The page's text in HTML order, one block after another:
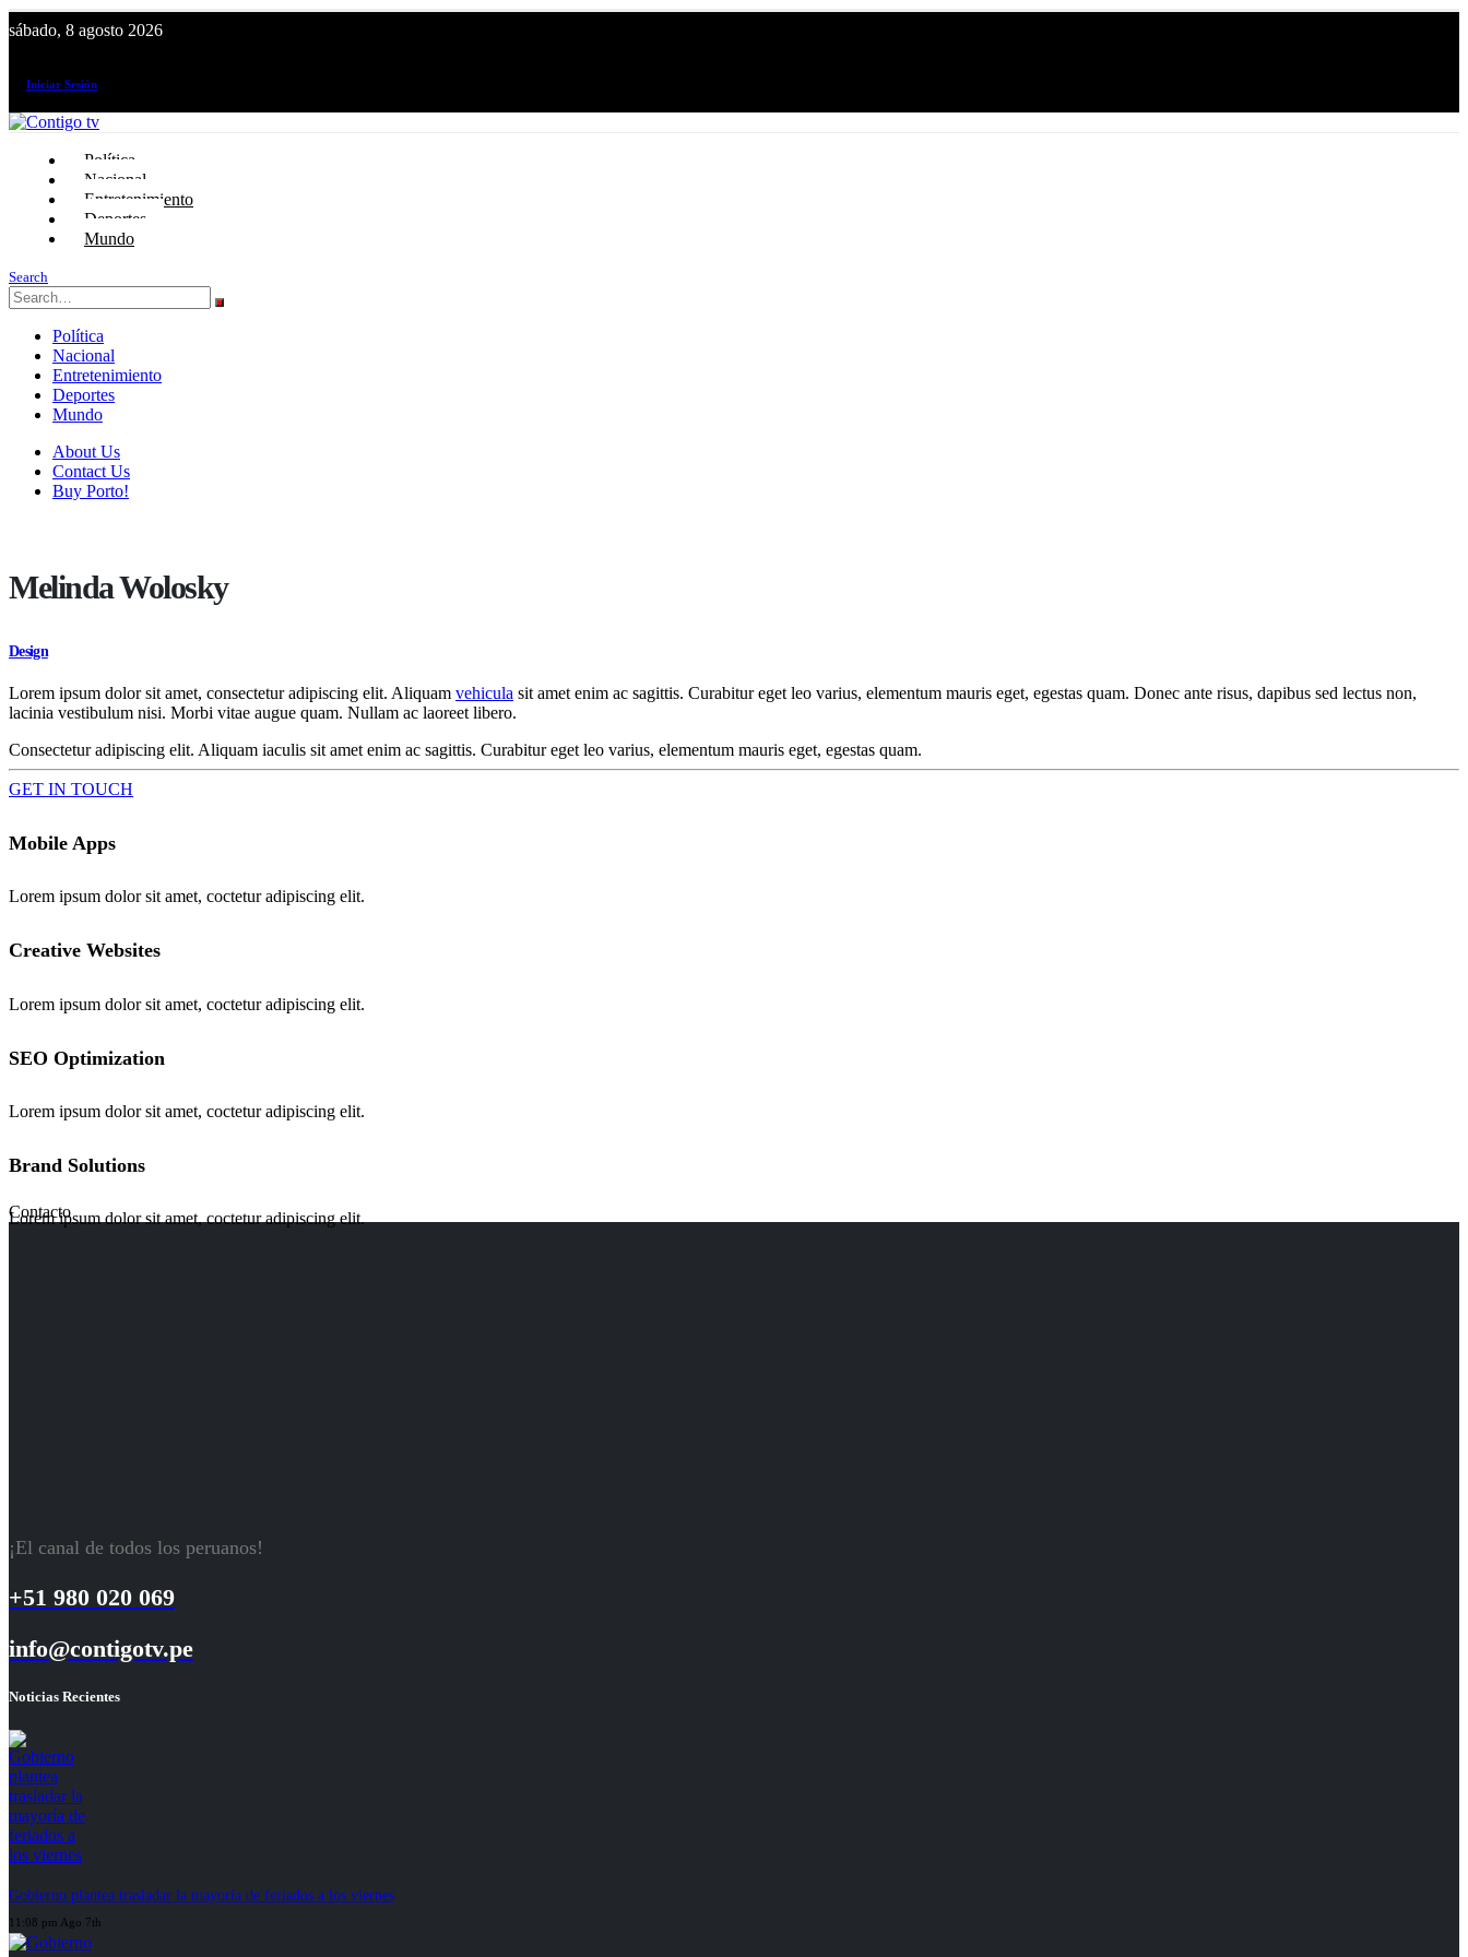
sábado, 8 agosto 2026
Iniciar Sesión
Política
Nacional
Entretenimiento
Deportes
Mundo
Search
Política
Nacional
Entretenimiento
Deportes
Mundo
About Us
Contact Us
Buy Porto!
Melinda Wolosky
Design
Lorem ipsum dolor sit amet, consectetur adipiscing elit. Aliquam vehicula sit amet enim ac sagittis. Curabitur eget leo varius, elementum mauris eget, egestas quam. Donec ante risus, dapibus sed lectus non,
lacinia vestibulum nisi. Morbi vitae augue quam. Nullam ac laoreet libero.
Consectetur adipiscing elit. Aliquam iaculis sit amet enim ac sagittis. Curabitur eget leo varius, elementum mauris eget, egestas quam.
GET IN TOUCH
Mobile Apps
Lorem ipsum dolor sit amet, coctetur adipiscing elit.
Creative Websites
Lorem ipsum dolor sit amet, coctetur adipiscing elit.
SEO Optimization
Lorem ipsum dolor sit amet, coctetur adipiscing elit.
Brand Solutions
Lorem ipsum dolor sit amet, coctetur adipiscing elit.
Contacto
¡El canal de todos los peruanos!
+51 980 020 069
info@contigotv.pe
Noticias Recientes
Gobierno plantea trasladar la mayoría de feriados a los viernes
11:08 pm Ago 7th